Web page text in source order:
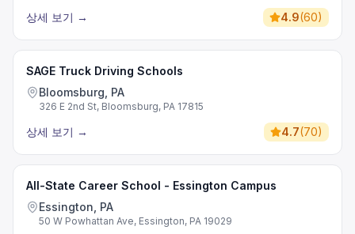
상세 보기 → 4.9(60)
SAGE Truck Driving Schools
Bloomsburg, PA
326 E 2nd St, Bloomsburg, PA 17815
상세 보기 → 4.7(70)
All-State Career School - Essington Campus
Essington, PA
50 W Powhattan Ave, Essington, PA 19029